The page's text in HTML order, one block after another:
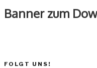
Banner zum
FOLGT UNS!